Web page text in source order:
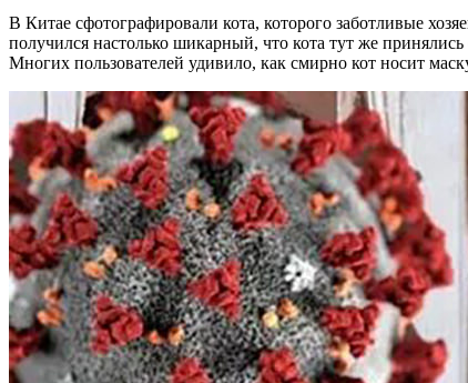
В Китае сфотографировали кота, которого заботливые
получился настолько шикарный, что кота тут же
Многих пользователей удивило, как смирно кот носит